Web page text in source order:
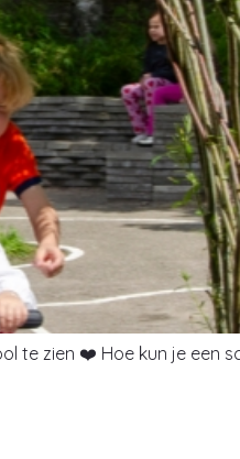
te zien ❤️ Hoe kun je een